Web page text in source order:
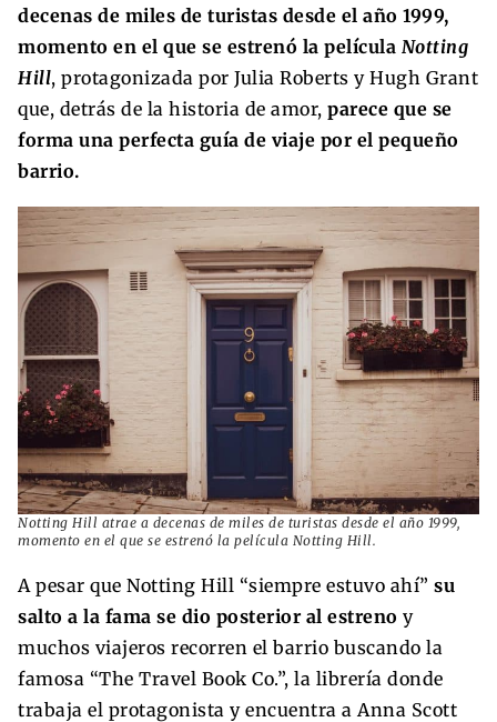
decenas de miles de turistas desde el año 1999,
momento en el que se estrenó la película Notting
Hill, protagonizada por Julia Roberts y Hugh Grant
que, detrás de la historia de amor, parece que se
forma una perfecta guía de viaje por el pequeño
barrio.
Notting Hill atrae a decenas de miles de turistas desde el año 1999,
momento en el que se estrenó la película Notting Hill.
A pesar que Notting Hill “siempre estuvo ahí” su
salto a la fama se dio posterior al estreno y
muchos viajeros recorren el barrio buscando la
famosa “The Travel Book Co.”, la librería donde
trabaja el protagonista y encuentra a Anna Scott